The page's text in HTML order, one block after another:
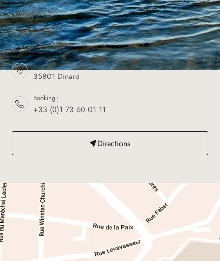
Le Grand Hôtel
46 avenue George V - BP 70143
35801 Dinard
Booking :
+33 (0)1 73 60 01 11
Directions